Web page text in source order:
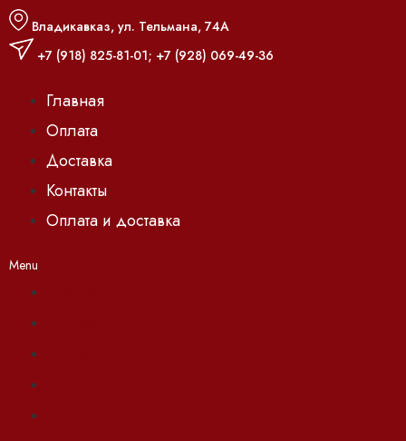
Владикавказ, ул. Тельмана, 74А
+7 (918) 825-81-01; +7 (928) 069-49-36
Главная
Оплата
Доставка
Контакты
Оплата и доставка
Menu